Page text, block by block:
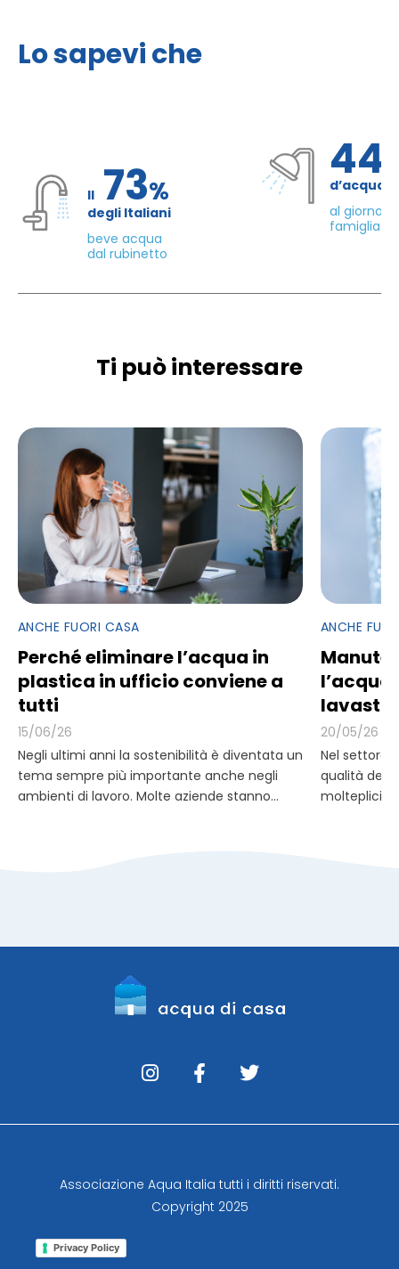
Lo sapevi che
Il 73%
degli Italiani
beve acqua
dal rubinetto
d’acqua
al giorno
famiglia di
Ti può interessare
ANCHE FUORI CASA
Perché eliminare l’acqua in
plastica in ufficio conviene a
tutti
15/06/26
Negli ultimi anni la sostenibilità è diventata un
tema sempre più importante anche negli
ambienti di lavoro. Molte aziende stanno...
ANCHE
l’acqua
20/05/26
Nel settore
qualità del
molteplicità
Associazione Aqua Italia tutti i diritti riservati.
Copyright 2025
Privacy Policy